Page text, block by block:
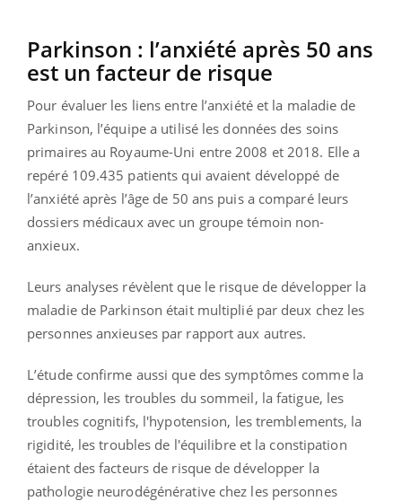
Parkinson : l’anxiété après 50 ans
est un facteur de risque
Pour évaluer les liens entre l’anxiété et la maladie de
Parkinson, l’équipe a utilisé les données des soins
primaires au Royaume-Uni entre 2008 et 2018. Elle a
repéré 109.435 patients qui avaient développé de
l’anxiété après l’âge de 50 ans puis a comparé leurs
dossiers médicaux avec un groupe témoin non-
anxieux.
Leurs analyses révèlent que le risque de développer la
maladie de Parkinson était multiplié par deux chez les
personnes anxieuses par rapport aux autres.
L’étude confirme aussi que des symptômes comme la
dépression, les troubles du sommeil, la fatigue, les
troubles cognitifs, l'hypotension, les tremblements, la
rigidité, les troubles de l'équilibre et la constipation
étaient des facteurs de risque de développer la
pathologie neurodégénérative chez les personnes